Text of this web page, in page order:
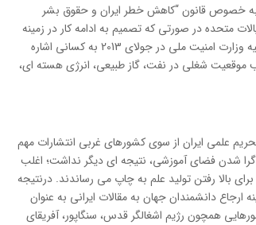
به خصوص قانون “کاهش خطر ایران و حقوق بشر
در ایالات متحده در صورتی که تصمیم به ادامه کار در زمینه
های هسته ای و موارد مرتبط با انر‍ژی این کشور را داشتند منع می کرد. بیانیه وزارت امنیت ملی در جولای 2013 به کسانی اشاره
شغلی در نفت، گاز طبیعی، انرژی هسته ای،
علمی ایران از سوی کشورهای غربی انتشارات مهم
گرا شدن فضای آموزشی، نتیجه ای دیگر نداشت؛ اغلب
بالا رفتن تولید علم به چاپ می رساندند. درنتیجه
ارجاع دانشمندان جهان به مقالات ايراني به عنوان
پايين‌تر از کشورهايي همچون رژيم اشغالگر قدس، سنگاپور، آفريقاي